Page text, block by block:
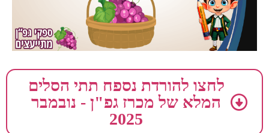
לחצו להורדת נספח תתי הסלים
המלא של מכרז גפ"ן - נובמבר
2025